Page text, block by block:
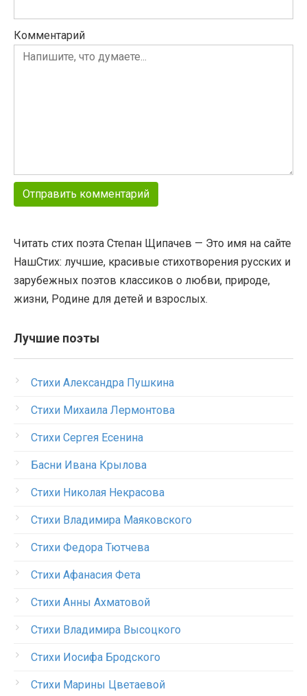
Комментарий
Читать стих поэта Степан Щипачев — Это имя на сайте
НашСтих: лучшие, красивые стихотворения русских и
зарубежных поэтов классиков о любви, природе,
жизни, Родине для детей и взрослых.
Лучшие поэты
Стихи Александра Пушкина
Стихи Михаила Лермонтова
Стихи Сергея Есенина
Басни Ивана Крылова
Стихи Николая Некрасова
Стихи Владимира Маяковского
Стихи Федора Тютчева
Стихи Афанасия Фета
Стихи Анны Ахматовой
Стихи Владимира Высоцкого
Стихи Иосифа Бродского
Стихи Марины Цветаевой